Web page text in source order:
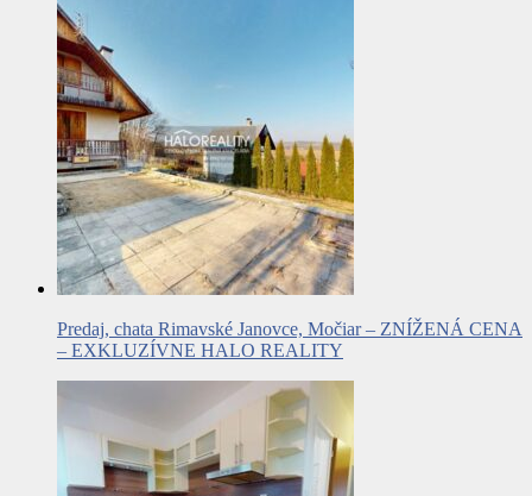
Predaj, chata Rimavské Janovce, Močiar – ZNÍŽENÁ CENA
– EXKLUZÍVNE HALO REALITY